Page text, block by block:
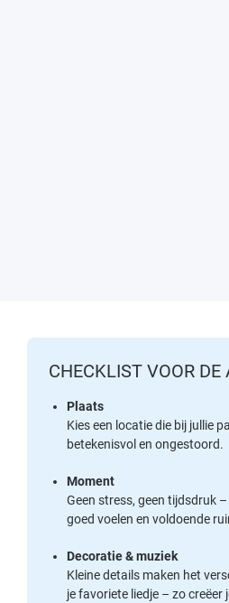
CHECKLIST VOOR DE
Plaats
Kies een locatie die bij jullie
betekenisvol en ongestoord.
Moment
Geen stress, geen tijdsdruk
goed voelen en voldoende
Decoratie & muziek
Kleine details maken het
je favoriete liedje – zo creëer